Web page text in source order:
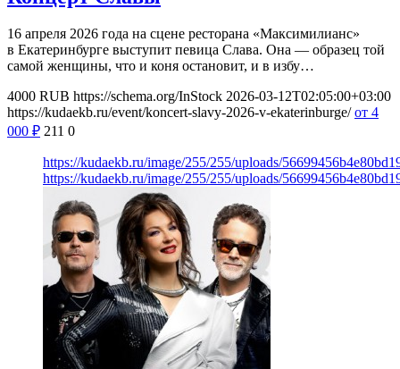
16 апреля 2026 года на сцене ресторана «Максимилианс»
в Екатеринбурге выступит певица Слава. Она — образец той
самой женщины, что и коня остановит, и в избу…
4000 RUB https://schema.org/InStock 2026-03-12T02:05:00+03:00
https://kudaekb.ru/event/koncert-slavy-2026-v-ekaterinburge/ от 4
000 ₽ 211 0
https://kudaekb.ru/image/255/255/uploads/
https://kudaekb.ru/image/255/255/uploads/